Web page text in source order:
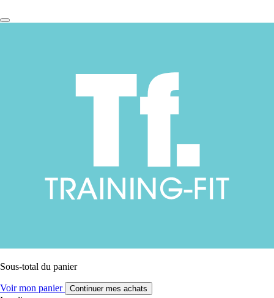
Sous-total du panier
Voir mon panier Continuer mes achats